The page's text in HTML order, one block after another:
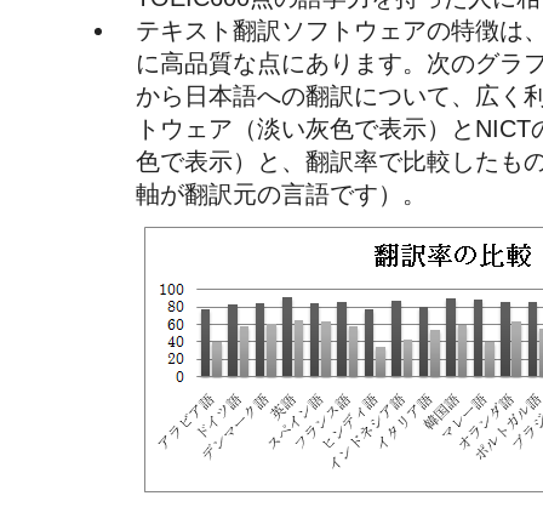
テキスト翻訳ソフトウェアの特徴は
に高品質な点にあります。次のグラ
から日本語への翻訳について、広く
トウェア（淡い灰色で表示）と
色で表示）と、翻訳率で比較したも
軸が翻訳元の言語です）。